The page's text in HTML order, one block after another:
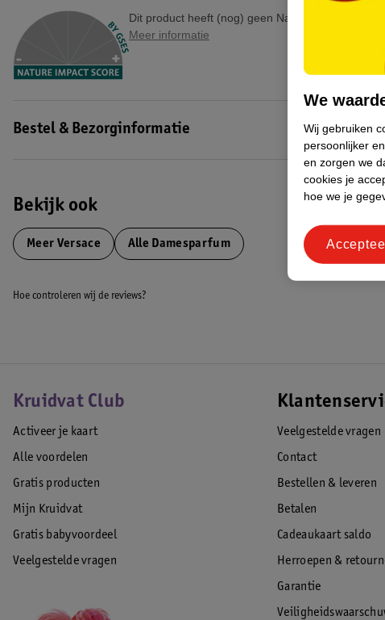
Dit product heeft (nog) geen Nature Impact Score.
Meer informatie
Bestel & Bezorginformatie
Bekijk ook
Meer Versace Alle Damesparfum
Hoe controleren wij de reviews?
Kruidvat Club
Activeer je kaart
Alle voordelen
Gratis producten
Mijn Kruidvat
Gratis babyvoordeel
Veelgestelde vragen
Veelgestelde vragen
Contact
Bestellen & leveren
Betalen
Cadeaukaart saldo
Herroepen &
Garantie
We
Wij gebruiken
persoonlijker
en zorgen we
cookies je
hoe we je